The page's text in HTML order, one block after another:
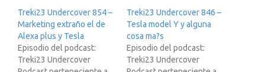
Treki23 Undercover 854 –
Marketing extraño el de
Alexa plus y Tesla
Episodio del podcast:
Treki23 Undercover
Treki23 Undercover 846 –
Tesla model Y y alguna
cosa ma?s
Episodio del podcast:
Treki23 Undercover